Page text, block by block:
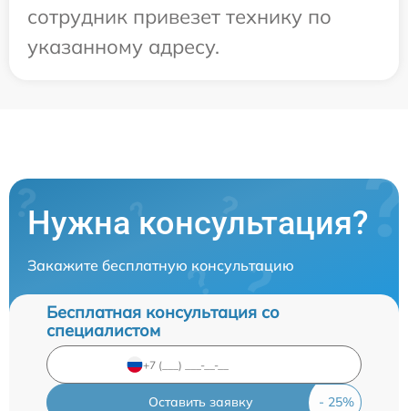
сотрудник привезет технику по
указанному адресу.
Нужна консультация?
Закажите бесплатную консультацию
Бесплатная консультация со
специалистом
Оставить заявку